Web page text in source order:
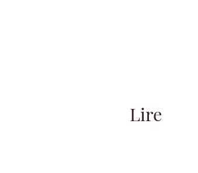
Lire